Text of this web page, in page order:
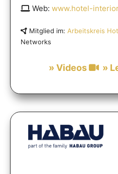
Web: www.hotel-
Mitglied im: Arbeitskreis
Networks
»
» Videos